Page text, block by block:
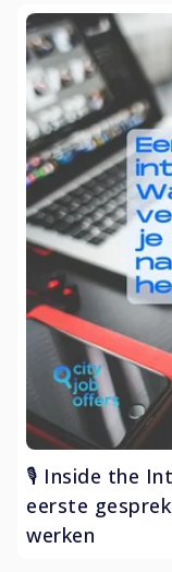
🎙️ Inside the
eerste
werken